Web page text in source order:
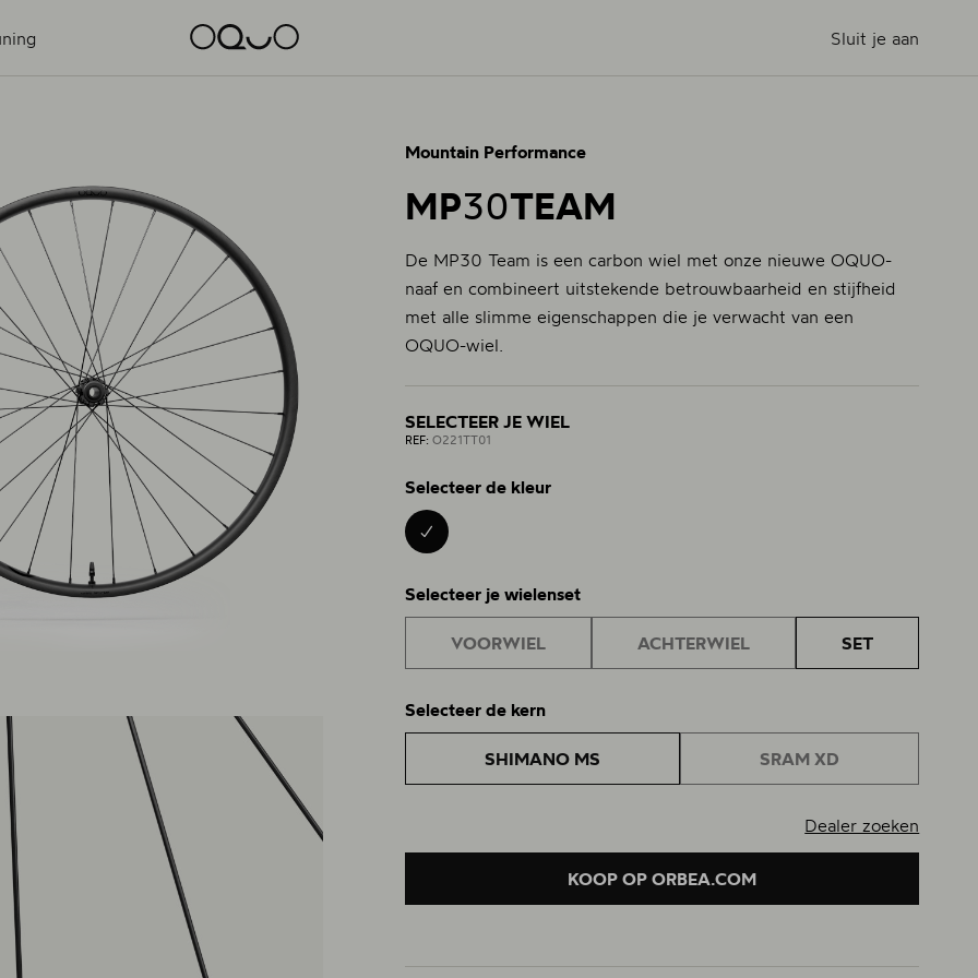
Sluit je aan
Mountain Performance
MP30TEAM
De MP30 Team is een carbon wiel met onze nieuwe OQUO-
naaf en combineert uitstekende betrouwbaarheid en stijfheid
met alle slimme eigenschappen die je verwacht van een
OQUO-wiel.
SELECTEER JE WIEL
REF: O221TT01
Selecteer de kleur
Selecteer je wielenset
VOORWIEL ACHTERWIEL SET
Selecteer de kern
SHIMANO MS SRAM XD
Dealer zoeken
KOOP OP ORBEA.COM